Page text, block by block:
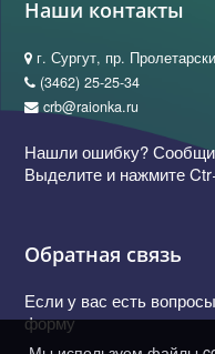
Наши контакты
г. Сургут, пр.
(3462) 25-25-34
crb@raionka.ru
Нашли ошибку?
Выделите и нажмите
Обратная связь
Если у вас есть
форму